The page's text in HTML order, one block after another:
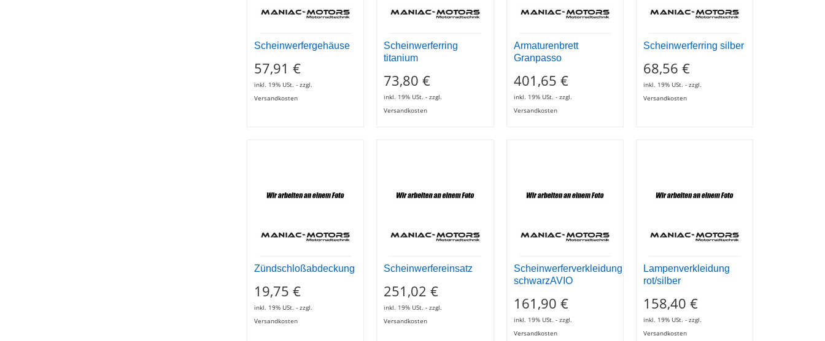
Scheinwerfergehäuse
57,91 €
inkl. 19% USt. - zzgl.
Versandkosten
Scheinwerferring
titanium
73,80 €
inkl. 19% USt. - zzgl.
Versandkosten
Armaturenbrett
Granpasso
401,65 €
inkl. 19% USt. - zzgl.
Versandkosten
Scheinwerferring silber
68,56 €
inkl. 19% USt. - zzgl.
Versandkosten
Zündschloßabdeckung
19,75 €
inkl. 19% USt. - zzgl.
Versandkosten
Scheinwerfereinsatz
251,02 €
inkl. 19% USt. - zzgl.
Versandkosten
Scheinwerferverkleidung
schwarzAVIO
161,90 €
inkl. 19% USt. - zzgl.
Versandkosten
Lampenverkleidung
rot/silber
158,40 €
inkl. 19% USt. - zzgl.
Versandkosten